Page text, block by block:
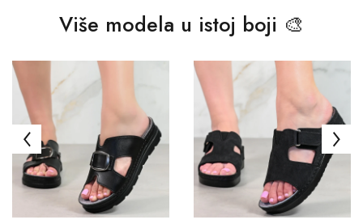
Više modela u istoj boji 🎨